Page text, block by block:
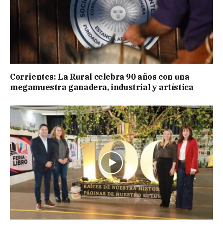
Corrientes: La Rural celebra 90 años con una
megamuestra ganadera, industrial y artística